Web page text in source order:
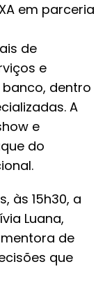
em parceria
de
e
dentro
A
e
do
às 15h30, a
Luana,
de
que